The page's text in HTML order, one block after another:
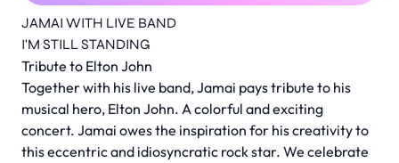
JAMAI WITH LIVE BAND
I'M STILL STANDING
Tribute to Elton John
Together with his live band, Jamai pays tribute to his
musical hero, Elton John. A colorful and exciting
concert. Jamai owes the inspiration for his creativity to
this eccentric and idiosyncratic rock star. We celebrate